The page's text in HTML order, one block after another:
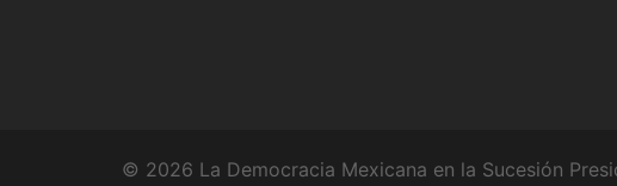
© 2026 La Democracia Mexicana en la Sucesión